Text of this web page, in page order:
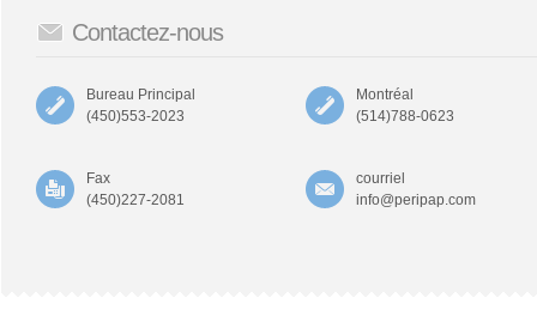
Contactez-nous
Bureau Principal
(450)553-2023
Montréal
(514)788-0623
Fax
(450)227-2081
courriel
info@peripap.com